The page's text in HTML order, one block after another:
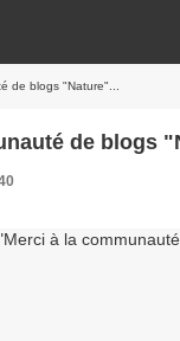
de blogs "Nature"...
de blogs